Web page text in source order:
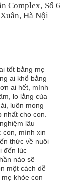
Complex, Số 6
Hà Nội
tốt bằng mẹ
ai khổ bằng
ai hết, mình
lo lắng của
luôn mong
nhất cho con.
lâu
con, mình xin
thức về nuôi
đến lúc
nào sẽ
một cách dễ
khỏe con